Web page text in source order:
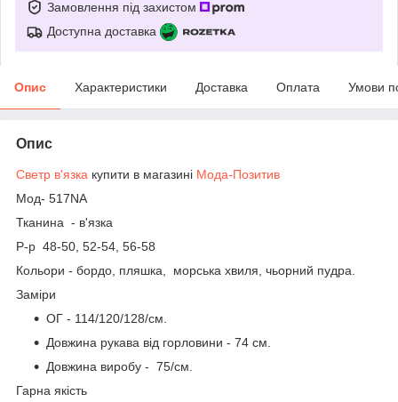
Замовлення під захистом
Доступна доставка
Опис Характеристики Доставка Оплата Умови
Опис
Светр в'язка купити в магазині Мода-Позитив
Мод- 517NA
Тканина - в'язка
Р-р 48-50, 52-54, 56-58
Кольори - бордо, пляшка, морська хвиля, чьорний пудра.
Заміри
ОГ - 114/120/128/см.
Довжина рукава від горловини - 74 см.
Довжина виробу - 75/см.
Гарна якість